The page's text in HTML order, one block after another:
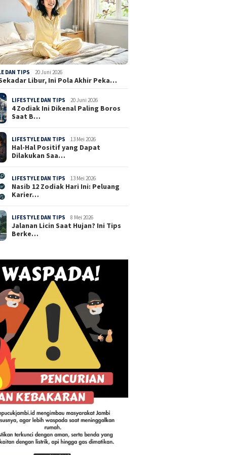
DAN TIPS 20 Juni 2026
Libur, Ini Pola Akhir Peka…
LIFESTYLE DAN TIPS 20 Juni 2026
4 Zodiak Ini Dikenal Paling Boros
Saat B…
LIFESTYLE DAN TIPS 13 Mei 2026
Hal-Hal Positif yang Dapat
Dilakukan Saa…
LIFESTYLE DAN TIPS 13 Mei 2026
Nasib 12 Zodiak Hari Ini: Peluang
Karier…
LIFESTYLE DAN TIPS 8 Mei 2026
Jalanan Licin Saat Hujan? Ini Tips
Berke…